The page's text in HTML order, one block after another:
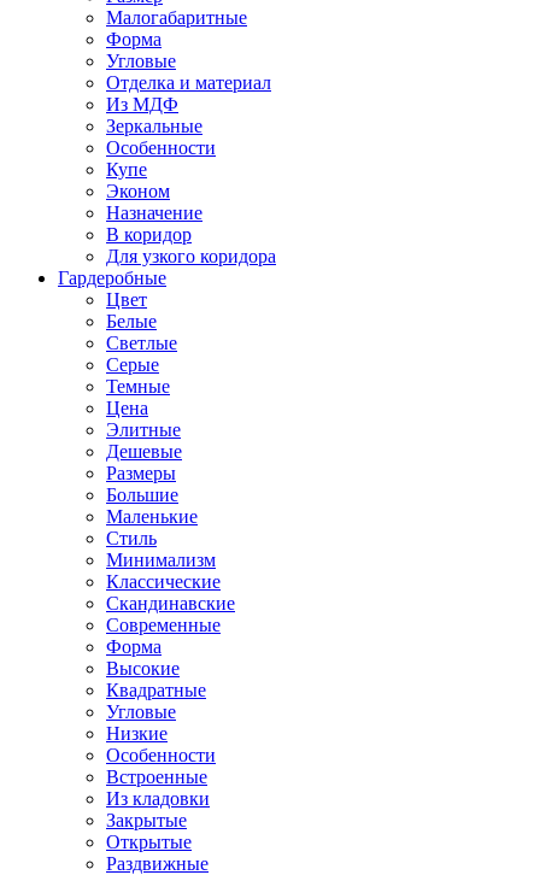
Малогабаритные
Форма
Угловые
Отделка и материал
Из МДФ
Зеркальные
Особенности
Купе
Эконом
Назначение
В коридор
Для узкого коридора
Гардеробные
Цвет
Белые
Светлые
Серые
Темные
Цена
Элитные
Дешевые
Размеры
Большие
Маленькие
Стиль
Минимализм
Классические
Скандинавские
Современные
Форма
Высокие
Квадратные
Угловые
Низкие
Особенности
Встроенные
Из кладовки
Закрытые
Открытые
Раздвижные